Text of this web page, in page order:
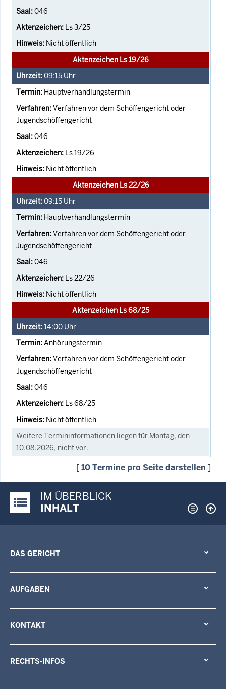
046
Ls 3/25
Nicht öffentlich
Aktenzeichen Ls 19/26
09:15 Uhr
Hauptverhandlungstermin
Verfahren vor dem Schöffengericht oder
Jugendschöffengericht
046
Ls 19/26
Nicht öffentlich
Aktenzeichen Ls 22/26
09:15 Uhr
Hauptverhandlungstermin
Verfahren vor dem Schöffengericht oder
Jugendschöffengericht
046
Ls 22/26
Nicht öffentlich
Aktenzeichen Ls 68/25
14:00 Uhr
Anhörungstermin
Verfahren vor dem Schöffengericht oder
Jugendschöffengericht
046
Ls 68/25
Nicht öffentlich
Weitere Termininformationen liegen für Montag, den
10.08.2026, nicht vor.
[10 Termine pro Seite darstellen ]
Justiz-Portal im Überblick:
IM ÜBERBLICK
INHALT
DAS GERICHT
AUFGABEN
KONTAKT
RECHTS-INFOS